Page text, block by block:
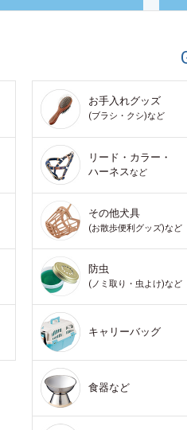
お手入れグッズ
(ブラシ・クシ)など
リード・カラー・
ハーネスなど
その他犬具
(お散歩便利グッズ)など
防虫
(ノミ取り・虫よけ)など
キャリーバッグ
食器など